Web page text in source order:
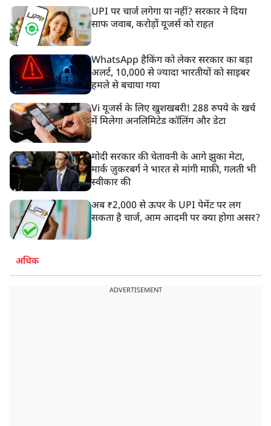
UPI पर चार्ज लगेगा या नहीं? सरकार ने दिया
साफ जवाब, करोड़ों यूजर्स को राहत
WhatsApp हैकिंग को लेकर सरकार का बड़ा
अलर्ट, 10,000 से ज्यादा भारतीयों को साइबर
हमले से बचाया गया
Vi यूजर्स के लिए खुशखबरी! 288 रुपये के खर्च
में मिलेगा अनलिमिटेड कॉलिंग और डेटा
मोदी सरकार की चेतावनी के आगे झुका मेटा,
मार्क ज़ुकरबर्ग ने भारत से मांगी माफ़ी, गलती भी
स्वीकार की
अब ₹2,000 से ऊपर के UPI पेमेंट पर लग
सकता है चार्ज, आम आदमी पर क्या होगा असर?
अधिक
ADVERTISEMENT